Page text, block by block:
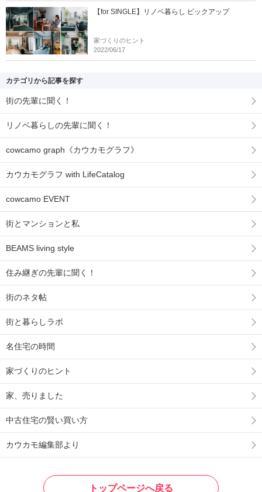
【for SINGLE】リノベ暮らし ピックアップ
家づくりのヒント
2022/06/17
カテゴリから記事を探す
街の先輩に聞く！
リノベ暮らしの先輩に聞く！
cowcamo graph《カウカモグラフ》
カウカモグラフ with LifeCatalog
cowcamo EVENT
街とマンションと私
BEAMS living style
住み継ぎの先輩に聞く！
街のネタ帖
街と暮らしラボ
名住宅の時間
家づくりのヒント
家、売りました
中古住宅の賢い買い方
カウカモ編集部より
トップページへ戻る